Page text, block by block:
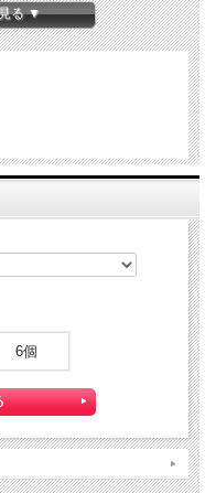
品になります。
ります。
うパケットにつきましての説明
トへ投函するお届け方法です。
ご不在時であってもお受け取り
る ▼
6個